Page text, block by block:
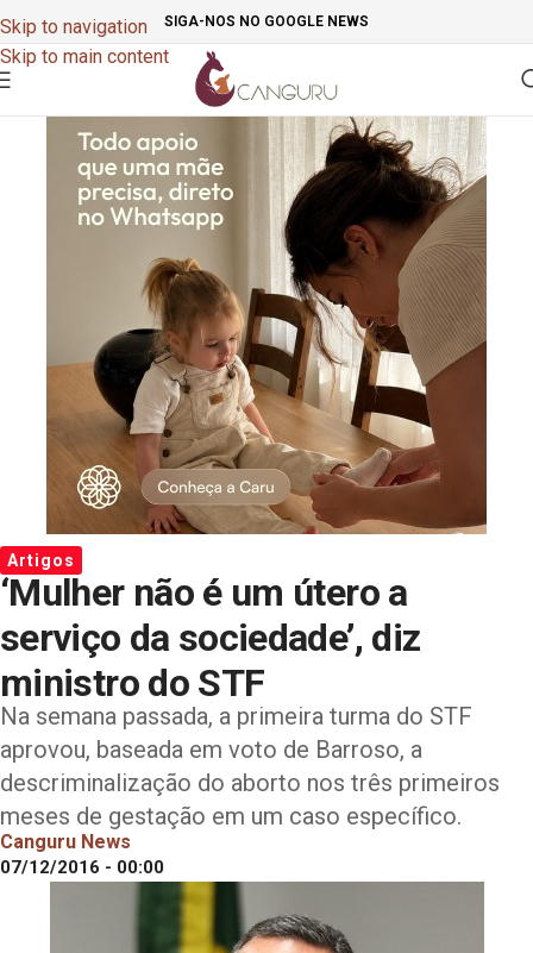
Skip to navigation
Skip to main content
SIGA-NOS NO GOOGLE NEWS
Artigos
‘Mulher não é um útero a
serviço da sociedade’, diz
ministro do STF
Na semana passada, a primeira turma do STF
aprovou, baseada em voto de Barroso, a
descriminalização do aborto nos três primeiros
meses de gestação em um caso específico.
Canguru News
07/12/2016 - 00:00